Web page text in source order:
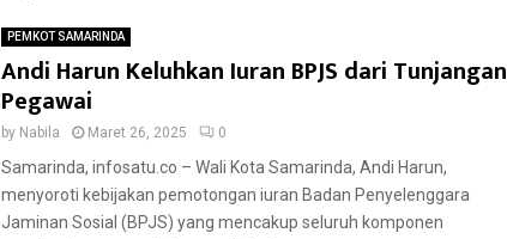
PEMKOT SAMARINDA
Andi Harun Keluhkan Iuran BPJS dari Tunjangan
Pegawai
by Nabila Maret 26, 2025 0
Samarinda, infosatu.co – Wali Kota Samarinda, Andi Harun,
menyoroti kebijakan pemotongan iuran Badan Penyelenggara
Jaminan Sosial (BPJS) yang mencakup seluruh komponen